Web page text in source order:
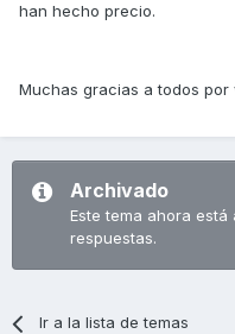
han hecho precio.
Muchas gracias a todos por
Archivado
Este tema ahora
respuestas.
Ir a la lista de temas